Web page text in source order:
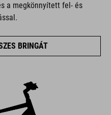
a megkönnyített fel- és
BRINGÁT